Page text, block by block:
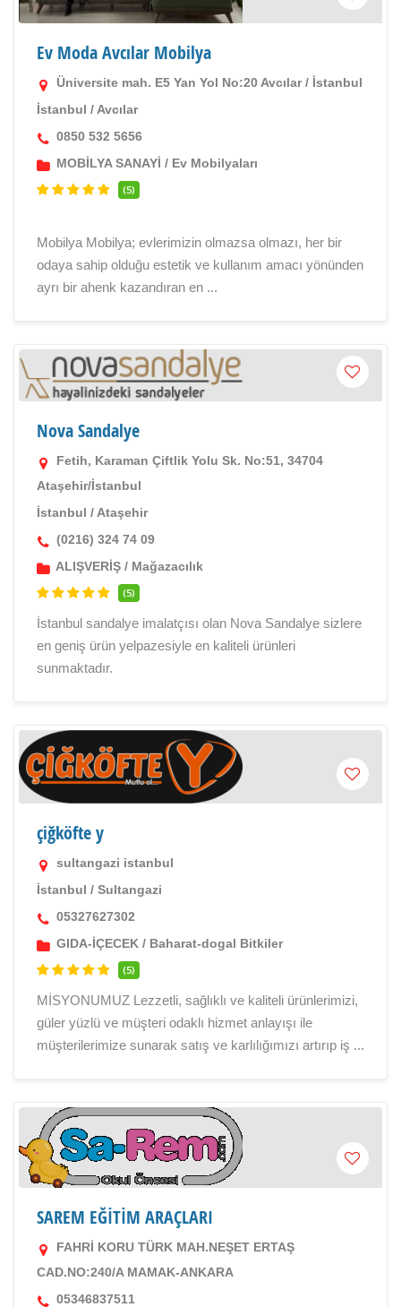
Ev Moda Avcılar Mobilya
Üniversite mah. E5 Yan Yol No:20 Avcılar / İstanbul
İstanbul / Avcılar
0850 532 5656
MOBİLYA SANAYİ / Ev Mobilyaları
(5)
Mobilya Mobilya; evlerimizin olmazsa olmazı, her bir
odaya sahip olduğu estetik ve kullanım amacı yönünden
ayrı bir ahenk kazandıran en ...
Nova Sandalye
Fetih, Karaman Çiftlik Yolu Sk. No:51, 34704
Ataşehir/İstanbul
İstanbul / Ataşehir
(0216) 324 74 09
ALIŞVERİŞ / Mağazacılık
(5)
İstanbul sandalye imalatçısı olan Nova Sandalye sizlere
en geniş ürün yelpazesiyle en kaliteli ürünleri
sunmaktadır.
çiğköfte y
sultangazi istanbul
İstanbul / Sultangazi
05327627302
GIDA-İÇECEK / Baharat-dogal Bitkiler
(5)
MİSYONUMUZ Lezzetli, sağlıklı ve kaliteli ürünlerimizi,
güler yüzlü ve müşteri odaklı hizmet anlayışı ile
müşterilerimize sunarak satış ve karlılığımızı artırıp iş ...
SAREM EĞİTİM ARAÇLARI
FAHRİ KORU TÜRK MAH.NEŞET ERTAŞ
CAD.NO:240/A MAMAK-ANKARA
05346837511